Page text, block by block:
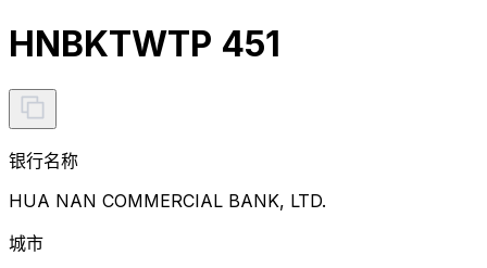
HNBKTWTP 451
银行名称
HUA NAN COMMERCIAL BANK, LTD.
城市